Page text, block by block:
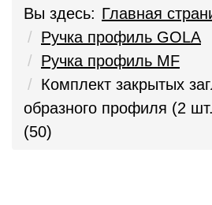
Вы здесь: Главная
Ручка профиль GOLA
Ручка профиль MF
Комплект закрытых
образного профиля (2
(50)